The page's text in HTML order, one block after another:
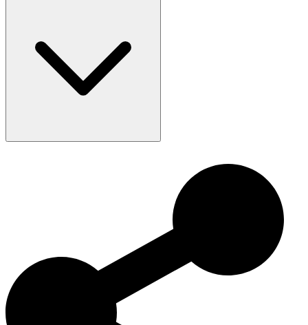
ein nationales Wahrzeichen Englands. Ihre Entwicklung vom
Kampfhund zum liebevollen Familienmitglied spiegelt den Wandel